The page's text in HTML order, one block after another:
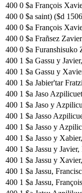
400 0 $a François
400 0 $a saint) ($d
400 0 $a François
400 0 $a Frañsez
400 0 $a Furanshisuko
400 1 $a Gassu y
400 1 $a Gassu y
400 1 $a Jabier'tar
400 1 $a Jaso
400 1 $a Jaso y
400 1 $a Jasso
400 1 $a Jasso y
400 1 $a Jasso y
400 1 $a Jassu y
400 1 $a Jassu y
400 1 $a Jassu,
400 1 $a Jassu,